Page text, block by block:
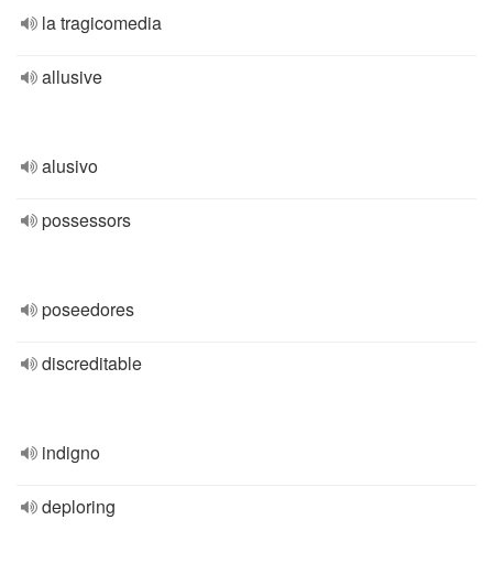
la tragicomedia
allusive
alusivo
possessors
poseedores
discreditable
indigno
deploring